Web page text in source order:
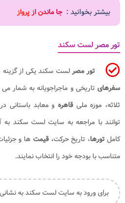
بیشتر بخوانید : جا ماندن از پرواز
تور مصر لست سکند
تور مصرلست سکند یکی از گزینه
سفرهای تاریخی و ماجراجویانه به شمار
ثلاثه، موزه ملیقاهره و معابد باستانی
کامل تورها، تاریخ حرکت،قیمت ها و
متناسب با بودجه خود را انتخاب نمایند.
برای ورود به سایتلست سکندبه